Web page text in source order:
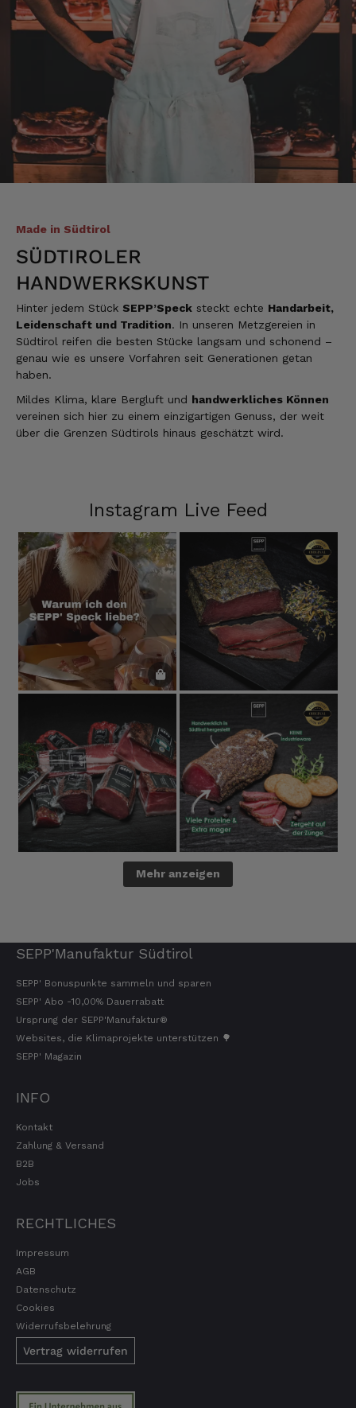
Made in Südtirol
SÜDTIROLER
HANDWERKSKUNST
Hinter jedem Stück SEPP’Speck steckt echte Handarbeit,
Leidenschaft und Tradition. In unseren Metzgereien in
Südtirol reifen die besten Stücke langsam und schonend –
genau wie es unsere Vorfahren seit Generationen getan
haben.
Mildes Klima, klare Bergluft und handwerkliches Können
vereinen sich hier zu einem einzigartigen Genuss, der weit
über die Grenzen Südtirols hinaus geschätzt wird.
Instagram Live Feed
Mehr anzeigen
SEPP'Manufaktur Südtirol
SEPP' Bonuspunkte sammeln und sparen
SEPP' Abo -10,00% Dauerrabatt
Ursprung der SEPP'Manufaktur®
Websites, die Klimaprojekte unterstützen 🌳
SEPP' Magazin
INFO
Kontakt
Zahlung & Versand
B2B
Jobs
RECHTLICHES
Impressum
AGB
Datenschutz
Cookies
Widerrufsbelehrung
Vertrag widerrufen
weiter empfehlen Lg Roland Rihaczek
6.8.2026
Thorsten
Verifizierter Kunde
Die Abläufe sind super einfach. Die Ware hat
eine sensationelle Qualität und die Lieferung
erfolgt schnell und zuverlässig. 👍
6.8.2026